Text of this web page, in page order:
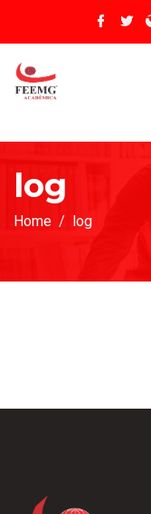
log
Home log